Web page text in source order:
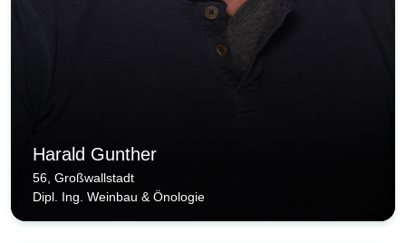
Harald Gunther
56, Großwallstadt
Dipl. Ing. Weinbau & Önologie